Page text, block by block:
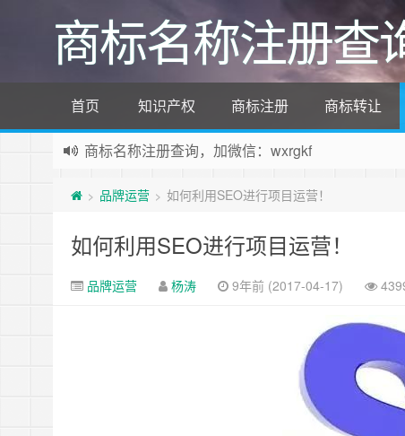
商标名称注册查
首页 知识产权 商标注册 商标转让
商标名称注册查询，加微信：wxrgkf
> 品牌运营 > 如何利用SEO进行项目运营！
如何利用SEO进行项目运营！
品牌运营 杨涛 9年前 (2017-04-17)